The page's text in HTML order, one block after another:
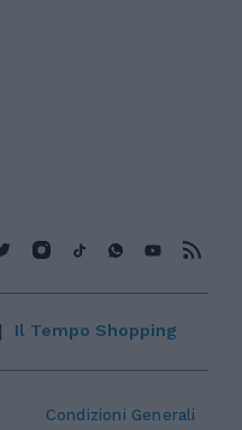
Condizioni Generali
Il Tempo Shopping